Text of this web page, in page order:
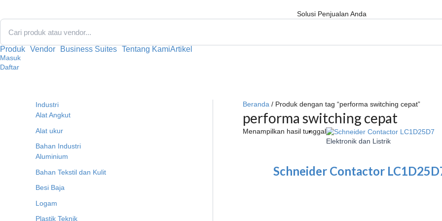
konten
Solusi Penjualan Anda
Produk Vendor Business Suites Tentang KamiArtikel
Masuk
Daftar
Industri
Alat Angkut
Alat ukur
Bahan Industri
Aluminium
Bahan Tekstil dan Kulit
Besi Baja
Logam
Plastik Teknik
Beranda / Produk dengan tag “performa switching cepat”
performa switching cepat
Menampilkan hasil tunggal
Elektronik dan Listrik
Schneider Contactor